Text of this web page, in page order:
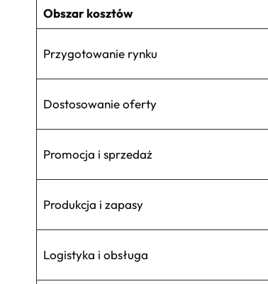
Obszar kosztów
Przygotowanie rynku
Dostosowanie oferty
Promocja i sprzedaż
Produkcja i zapasy
Logistyka i obsługa